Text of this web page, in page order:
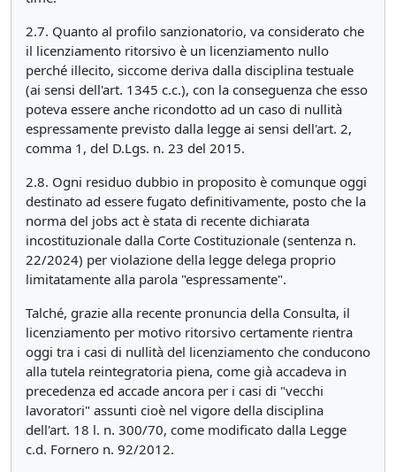
2.7. Quanto al profilo sanzionatorio, va considerato che
il licenziamento ritorsivo è un licenziamento nullo
perché illecito, siccome deriva dalla disciplina testuale
(ai sensi dell'art. 1345 c.c.), con la conseguenza che esso
poteva essere anche ricondotto ad un caso di nullità
espressamente previsto dalla legge ai sensi dell'art. 2,
comma 1, del D.Lgs. n. 23 del 2015.
2.8. Ogni residuo dubbio in proposito è comunque oggi
destinato ad essere fugato definitivamente, posto che la
norma del jobs act è stata di recente dichiarata
incostituzionale dalla Corte Costituzionale (sentenza n.
22/2024) per violazione della legge delega proprio
limitatamente alla parola "espressamente".
Talché, grazie alla recente pronuncia della Consulta, il
licenziamento per motivo ritorsivo certamente rientra
oggi tra i casi di nullità del licenziamento che conducono
alla tutela reintegratoria piena, come già accadeva in
precedenza ed accade ancora per i casi di "vecchi
lavoratori" assunti cioè nel vigore della disciplina
dell'art. 18 l. n. 300/70, come modificato dalla Legge
c.d. Fornero n. 92/2012.